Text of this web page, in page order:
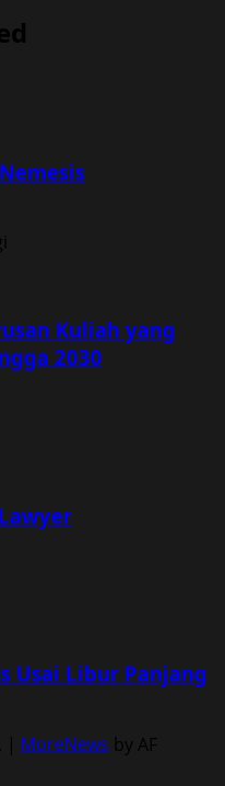
Kuliah yang
2030
Usai Libur Panjang
| MoreNews by AF